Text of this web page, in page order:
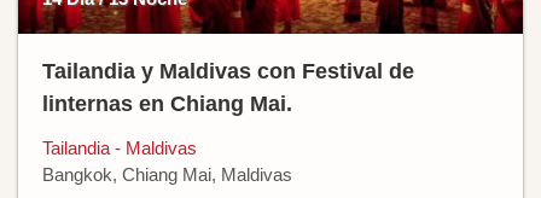
Tailandia y Maldivas con Festival de
linternas en Chiang Mai.
Tailandia - Maldivas
Bangkok, Chiang Mai, Maldivas